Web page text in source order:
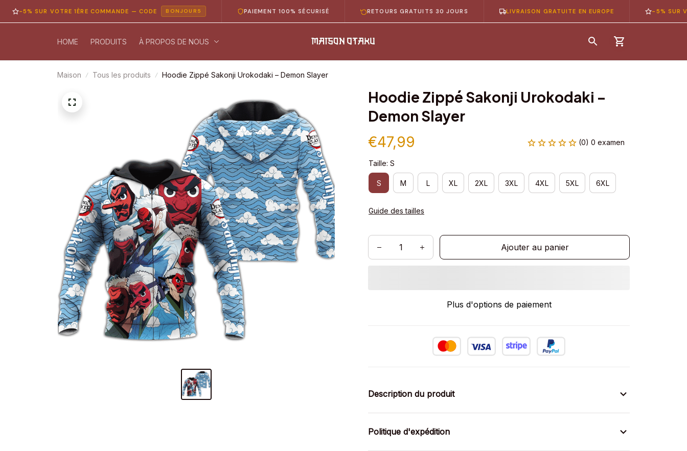
SUR VOTRE 1ÈRE COMMANDE — CODE BONJOUR5 PAIEMENT 100% SÉCURISÉ RETOURS GRATUITS 30 JOURS LIVRAISON GRATUITE EN EUROPE -5% SUR VOTRE
HOME PRODUITS À PROPOS DE NOUS
Maison Tous les produits Hoodie Zippé Sakonji Urokodaki – Demon Slayer
Hoodie Zippé Sakonji Urokodaki –
Demon Slayer
€47,99 (0) 0 examen
Taille: S
S M L XL 2XL 3XL 4XL 5XL 6XL
Guide des tailles
Ajouter au panier
Plus d'options de paiement
Description du produit
Politique d'expédition